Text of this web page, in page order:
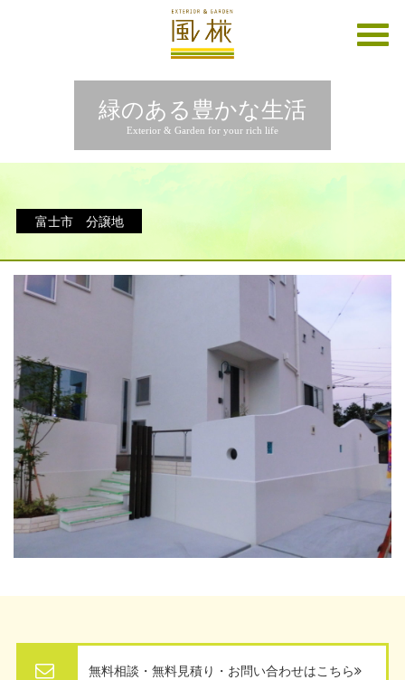
緑のある豊かな生活
Exterior & Garden for your rich life
富士市 分譲地
無料相談・無料見積り・お問い合わせはこちら